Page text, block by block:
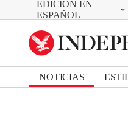
EDICIÓN EN
ESPAÑOL
UK Edition
US Edition
NOTICIAS
Bookmark
Removed from bookmarks
Close popover